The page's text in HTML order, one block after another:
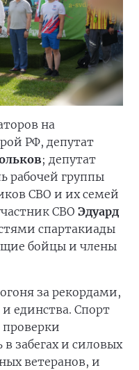
на
РФ, депутат
; депутат
рабочей группы
СВО и их семей
СВО Эдуард
спартакиады
бойцы и члены
за рекордами,
единства. Спорт
проверки
забегах и силовых
ветеранов, и